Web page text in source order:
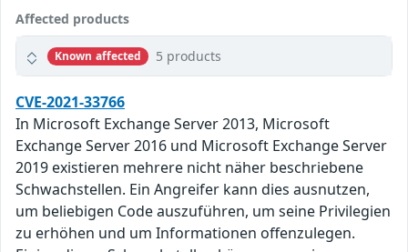
Affected products
Known affected 5 products
CVE-2021-33766
In Microsoft Exchange Server 2013, Microsoft
Exchange Server 2016 und Microsoft Exchange Server
2019 existieren mehrere nicht näher beschriebene
Schwachstellen. Ein Angreifer kann dies ausnutzen,
um beliebigen Code auszuführen, um seine Privilegien
zu erhöhen und um Informationen offenzulegen.